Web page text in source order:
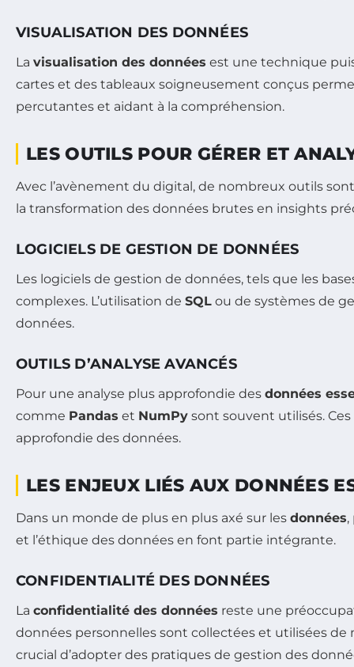
VISUALISATION DES DONNÉES
La visualisation des données est une technique
cartes et des tableaux soigneusement conçus
percutantes et aidant à la compréhension.
LES OUTILS POUR GÉRER ET
Avec l’avènement du digital, de nombreux outils
la transformation des données brutes en insights
LOGICIELS DE GESTION DE DONNÉES
Les logiciels de gestion de données, tels que les
complexes. L’utilisation de SQL ou de systèmes de
données.
OUTILS D’ANALYSE AVANCÉS
Pour une analyse plus approfondie des données
comme Pandas et NumPy sont souvent utilisés.
approfondie des données.
LES ENJEUX LIÉS AUX DONNÉES
Dans un monde de plus en plus axé sur les données,
et l’éthique des données en font partie intégrante.
CONFIDENTIALITÉ DES DONNÉES
La confidentialité des données reste une
données personnelles sont collectées et utilisées
crucial d’adopter des pratiques de gestion des